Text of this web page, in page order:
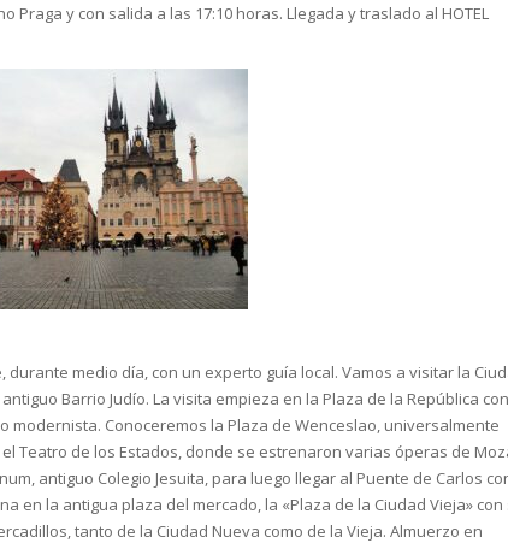
Praga y con salida a las 17:10 horas. Llegada y traslado al HOTEL
medio día, con un experto guía local. Vamos a visitar la
Barrio Judío. La visita empieza en la Plaza de la República
modernista. Conoceremos la Plaza de Wenceslao, universalmente
Teatro de los Estados, donde se estrenaron varias óperas de
antiguo Colegio Jesuita, para luego llegar al Puente de Carlos
en la antigua plaza del mercado, la «Plaza de la Ciudad Vieja» con
tanto de la Ciudad Nueva como de la Vieja. Almuerzo en